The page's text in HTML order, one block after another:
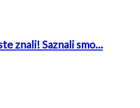
znali! Saznali smo…